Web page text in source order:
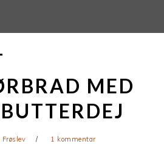
MED
Frøslev 1 kommentar